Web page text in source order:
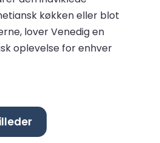
køkken eller blot
lover Venedig en
oplevelse for enhver